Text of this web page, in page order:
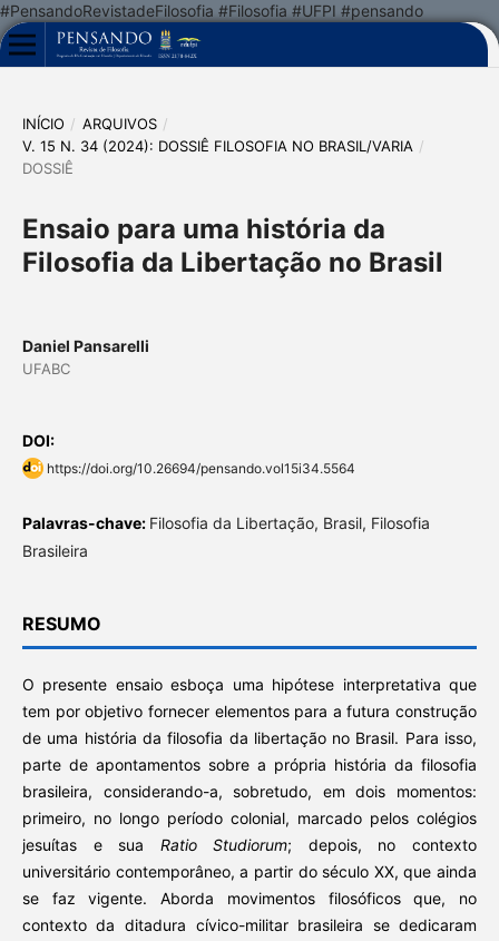
#PensandoRevistadeFilosofia #Filosofia #UFPI #pensando
INÍCIO / ARQUIVOS /
V. 15 N. 34 (2024): DOSSIÊ FILOSOFIA NO BRASIL/VARIA /
DOSSIÊ
Ensaio para uma história da
Filosofia da Libertação no Brasil
Daniel Pansarelli
UFABC
DOI:
https://doi.org/10.26694/pensando.vol15i34.5564
Palavras-chave: Filosofia da Libertação, Brasil, Filosofia
Brasileira
RESUMO
O presente ensaio esboça uma hipótese interpretativa que
tem por objetivo fornecer elementos para a futura construção
de uma história da filosofia da libertação no Brasil. Para isso,
parte de apontamentos sobre a própria história da filosofia
brasileira, considerando-a, sobretudo, em dois momentos:
primeiro, no longo período colonial, marcado pelos colégios
jesuítas e sua Ratio Studiorum; depois, no contexto
universitário contemporâneo, a partir do século XX, que ainda
se faz vigente. Aborda movimentos filosóficos que, no
contexto da ditadura cívico-militar brasileira se dedicaram